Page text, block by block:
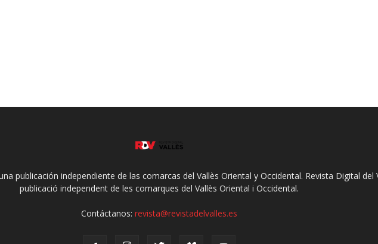
publicación independiente de las comarcas del Vallès Oriental y Occidental. Revista Digital del
publicació independent de les comarques del Vallès Oriental i Occidental.
Contáctanos: revista@revistadelvalles.es